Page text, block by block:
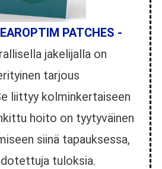
EAROPTIM PATCHES -
jakelijalla on
tarjous
liittyy kolminkertaiseen
hoito on tyytyväinen
siinä tapauksessa,
tuloksia.